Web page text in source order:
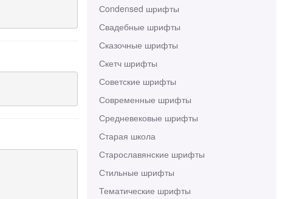
Сondensed шрифты
Свадебные шрифты
Сказочные шрифты
Скетч шрифты
Советские шрифты
Современные шрифты
Средневековые шрифты
Старая школа
Старославянские шрифты
Стильные шрифты
Тематические шрифты